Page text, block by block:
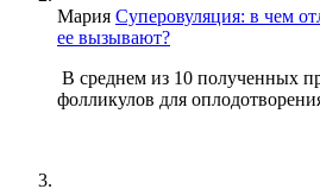
Мария Суперовуляция: в чем
ее вызывают?
В среднем из 10 полученных
фолликулов для